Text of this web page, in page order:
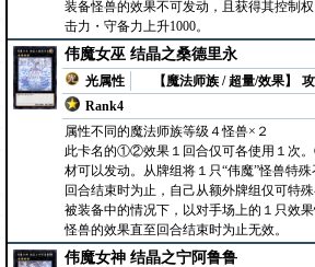
装备怪兽的效果不可发动，且获得其控制
击力・守备力上升1000。
伟魔女巫 结晶之桑德里永
光属性
【魔法师族 / 超量/效果】
Rank4
属性不同的魔法师族等级４怪兽×２
此卡名的①②效果１回合仅可各使用１次
材可以发动。从牌组将１只“伟魔”怪兽特
回合结束时为止，自己从额外牌组仅可特
被装备中的情况下，以对手场上的１只效
怪兽的效果直至回合结束时为止无效。
伟魔女神 结晶之宁阿鲁鲁